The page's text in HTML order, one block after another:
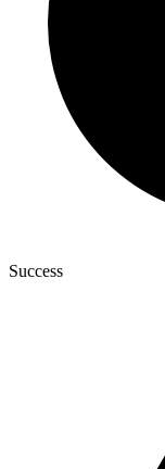
Success